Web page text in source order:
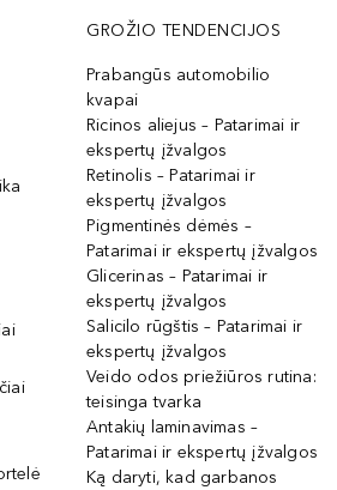
GROŽIO TENDENCIJOS
Prabangūs automobilio
kvapai
Ricinos aliejus – Patarimai ir
ekspertų įžvalgos
Retinolis – Patarimai ir
ekspertų įžvalgos
Pigmentinės dėmės –
Patarimai ir ekspertų įžvalgos
Glicerinas – Patarimai ir
ekspertų įžvalgos
Salicilo rūgštis – Patarimai ir
ekspertų įžvalgos
Veido odos priežiūros rutina:
teisinga tvarka
Antakių laminavimas –
Patarimai ir ekspertų įžvalgos
Ką daryti, kad garbanos